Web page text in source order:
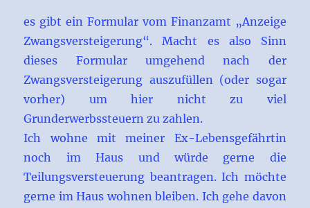
es gibt ein Formular vom Finanzamt „Anzeige
Zwangsversteigerung“. Macht es also Sinn
dieses Formular umgehend nach der
Zwangsversteigerung auszufüllen (oder sogar
vorher) um hier nicht zu viel
Grunderwerbssteuern zu zahlen.
Ich wohne mit meiner Ex-Lebensgefährtin
noch im Haus und würde gerne die
Teilungsversteuerung beantragen. Ich möchte
gerne im Haus wohnen bleiben. Ich gehe davon